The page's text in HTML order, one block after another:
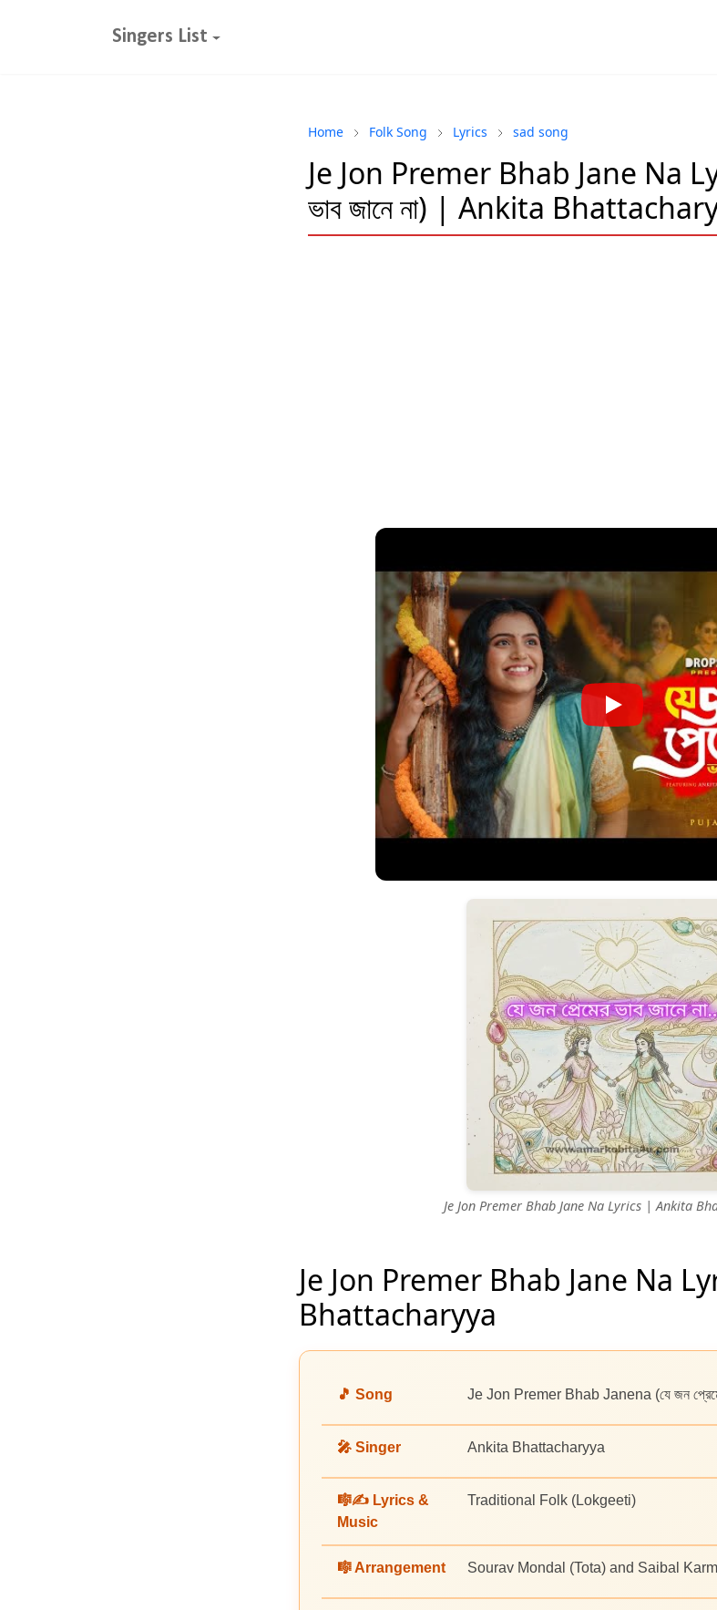
Singers List
Home Folk Song Lyrics sad song
Je Jon Premer Bhab Jane Na
ভাব জানে না) | Ankita
Je Jon Premer Bhab Jane Na Lyrics | Ankita
Je Jon Premer Bhab Jane Na
Bhattacharyya
🎵 Song Je Jon Premer Bhab Janena (যে জন প্রেমের
🎤 Singer Ankita Bhattacharyya
🎼✍️ Lyrics &
Music
Traditional Folk (Lokgeeti)
🎼 Arrangement Sourav Mondal (Tota) and Saibal